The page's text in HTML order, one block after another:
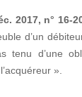
2017, n° 16-
d’un
tenu d’une
».